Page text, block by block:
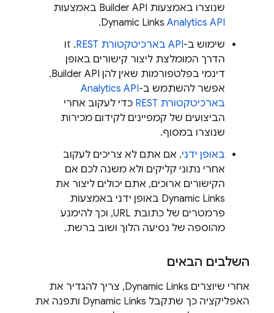
שנוצרו באמצעות Builder API באמצעות
Dynamic Links Analytics API
.
שימוש ב-API בארכיטקטורת REST
. זו
הדרך המומלצת ליצור קישורים באופן
דינמי בפלטפורמות שאין להן Builder API.
אפשר להשתמש ב-Analytics API
בארכיטקטורת REST
כדי לעקוב אחרי
הביצועים של קמפיינים לקידום מכירות
שנוצרו במסוף.
באופן ידני. אם אתם לא צריכים לעקוב
אחרי נתוני קליקים ולא משנה לכם אם
הקישורים ארוכים, אתם יכולים ליצור את
Dynamic Links באופן ידני באמצעות
פרמטרים של כתובת URL, וכך להימנע
מהוספה של נסיעה הלוך ושוב ברשת.
השלבים הבאים
אחרי שיוצרים Dynamic Links, צריך להגדיר את
האפליקציה כך שתקבל Dynamic Links ותפנה את